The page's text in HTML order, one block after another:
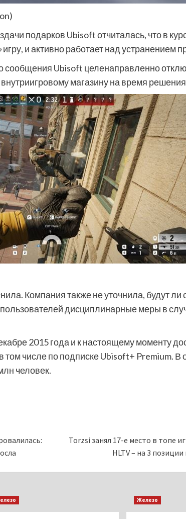
подарков Ubisoft отчиталась, что в
игру, и активно работает над устранением
сообщения Ubisoft целенаправленно
внутриигровому магазину на время
Компания также не уточнила, будут ли
дисциплинарные меры в
2015 года и к настоящему моменту
в том числе по подписке Ubisoft+ Premium. В
человек.
Torzsi занял 17-е место в топе
HLTV – на 3
Железо